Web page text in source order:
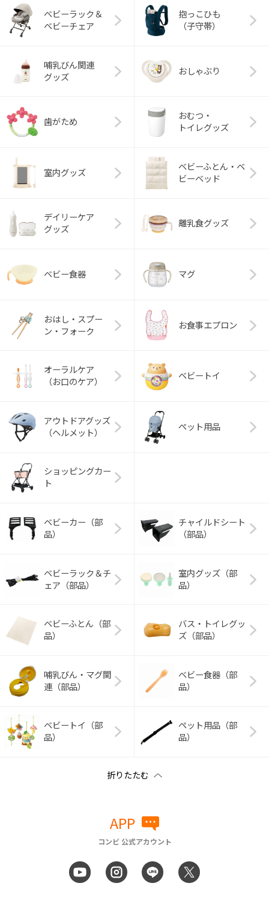
ベビーラック＆
ベビーチェア
抱っこひも
（子守帯）
哺乳びん関連
グッズ
おしゃぶり
歯がため
おむつ・
トイレグッズ
室内グッズ
ベビーふとん・ベ
ビーベッド
デイリーケア
グッズ
離乳食グッズ
ベビー食器 マグ
おはし・スプー
ン・フォーク
お食事エプロン
オーラルケア
（お口のケア）
ベビートイ
アウトドアグッズ
（ヘルメット）
ペット用品
ショッピングカー
ト
ベビーカー（部
品）
チャイルドシート
（部品）
ベビーラック＆チ
ェア（部品）
室内グッズ（部
品）
ベビーふとん（部
品）
バス・トイレグッ
ズ（部品）
哺乳びん・マグ関
連（部品）
ベビー食器（部
品）
ベビートイ（部
品）
ペット用品（部
品）
APP
コンビ 公式アカウント